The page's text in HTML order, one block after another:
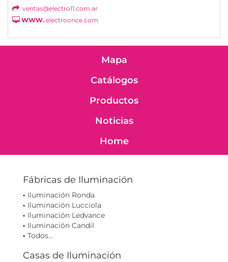
ventas@electro11.com.ar
WWW. electroonce.com
Mapa
Catálogos
Productos
Noticias
Home
Fábricas de Iluminación
Iluminación Ronda
Iluminación Lucciola
Iluminación Ledvance
Iluminación Candil
Todos...
Casas de Iluminación